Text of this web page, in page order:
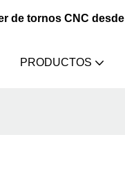
de tornos CNC
PRODUCTOS